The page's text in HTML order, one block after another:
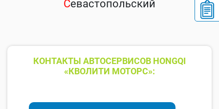
Севастопольский
КОНТАКТЫ АВТОСЕРВИСОВ HONGQI
«КВОЛИТИ МОТОРС»: